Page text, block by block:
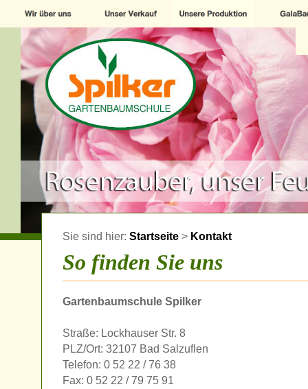
Sie sind hier: Startseite > Kontakt
So finden Sie uns
Gartenbaumschule Spilker
Straße: Lockhauser Str. 8
PLZ/Ort: 32107 Bad Salzuflen
Telefon: 0 52 22 / 76 38
Fax: 0 52 22 / 79 75 91